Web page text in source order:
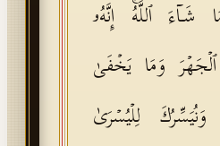
شَاۤءَ ٱللَّهُۚ إِنَّهُۥ
وَمَا یَخۡفَىٰ
وَنُیَسِّرُكَ لِلۡیُسۡرَىٰ